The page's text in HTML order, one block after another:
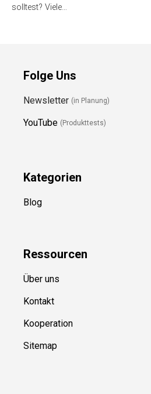
solltest? Viele…
Folge Uns
Newsletter (in Planung)
YouTube (Produkttests)
Kategorien
Blog
Ressourcen
Über uns
Kontakt
Kooperation
Sitemap